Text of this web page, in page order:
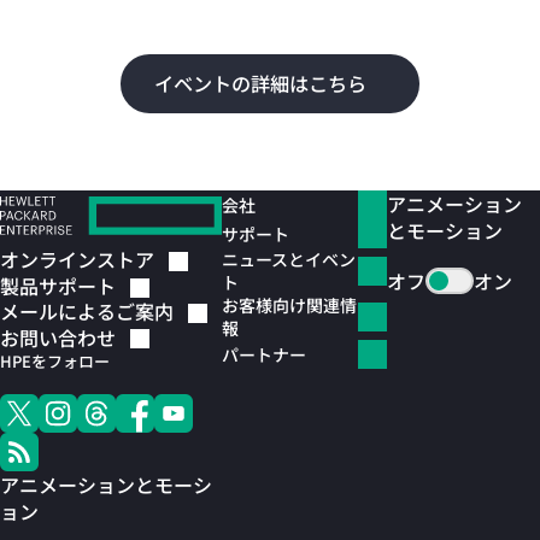
イベントの詳細はこちら
オンラインストア
製品サポート
メールによるご案内
お問い合わせ
HPEをフォロー
アニメーションとモーシ
ョン
会社
サポート
ニュースとイベン
ト
お客様向け関連情
報
パートナー
アニメーション
とモーション
オフ
オン